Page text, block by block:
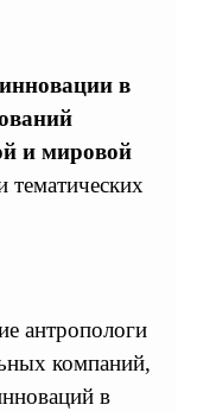
в
и мировой
тематических
антропологи
компаний,
в